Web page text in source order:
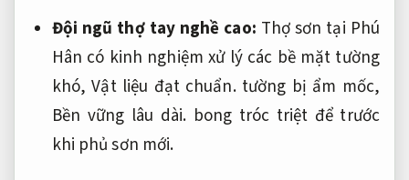
Đội ngũ thợ tay nghề cao: Thợ sơn tại Phú
Hân có kinh nghiệm xử lý các bề mặt tường
khó,Vật liệu đạt chuẩn.tường bị ẩm mốc,
Bền vững lâu dài.bong tróc triệt để trước
khi phủ sơn mới.